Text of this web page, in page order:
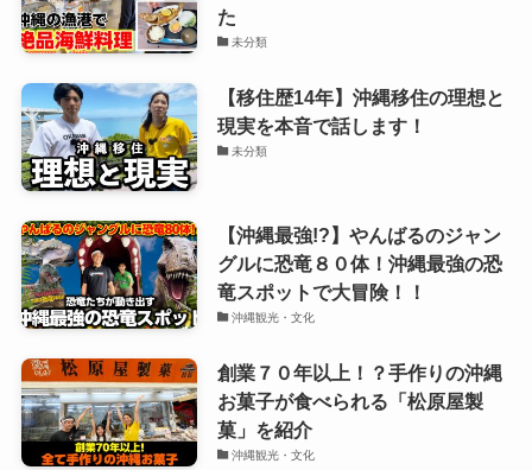
た
未分類
【移住歴14年】沖縄移住の理想と
現実を本音で話します！
未分類
【沖縄最強!?】やんばるのジャン
グルに恐竜８０体！沖縄最強の恐
竜スポットで大冒険！！
沖縄観光・文化
創業７０年以上！？手作りの沖縄
お菓子が食べられる「松原屋製
菓」を紹介
沖縄観光・文化